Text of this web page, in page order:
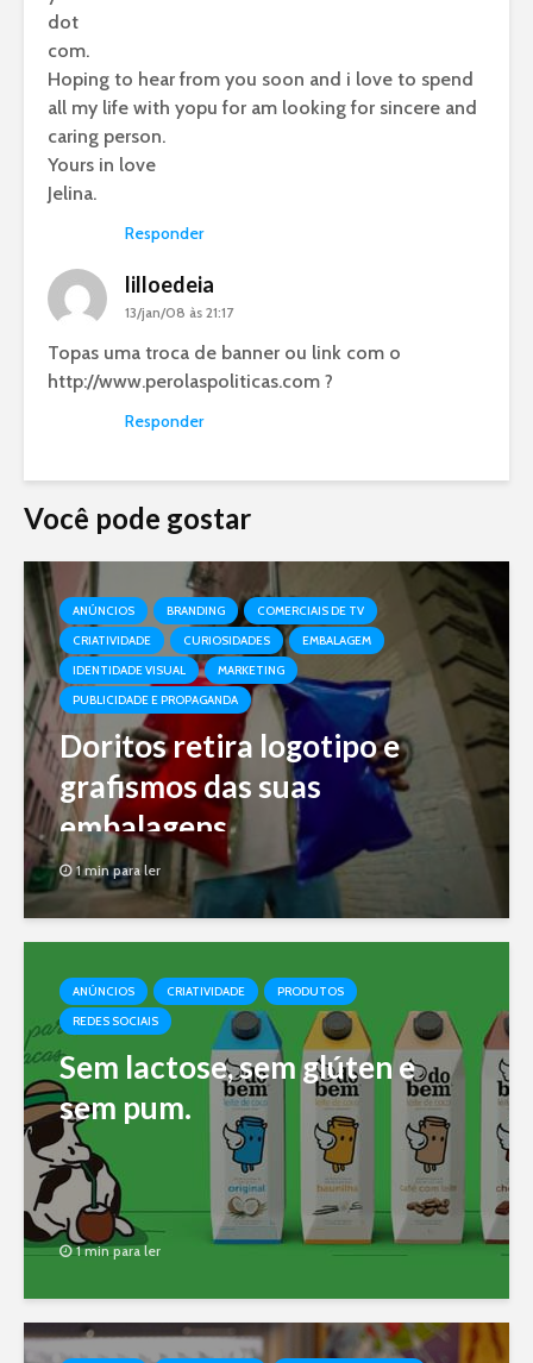
dot
com.
Hoping to hear from you soon and i love to spend
all my life with yopu for am looking for sincere and
caring person.
Yours in love
Jelina.
Responder
lilloedeia
13/jan/08 às 21:17
Topas uma troca de banner ou link com o
http://www.perolaspoliticas.com ?
Responder
Você pode gostar
ANÚNCIOS BRANDING
COMERCIAIS DE TV
CRIATIVIDADE
CURIOSIDADES
EMBALAGEM
IDENTIDADE VISUAL
MARKETING
PUBLICIDADE E PROPAGANDA
Doritos retira logotipo e
grafismos das suas
embalagens
1 min para ler
ANÚNCIOS CRIATIVIDADE
PRODUTOS
REDES SOCIAIS
Sem lactose, sem glúten e
sem pum.
1 min para ler